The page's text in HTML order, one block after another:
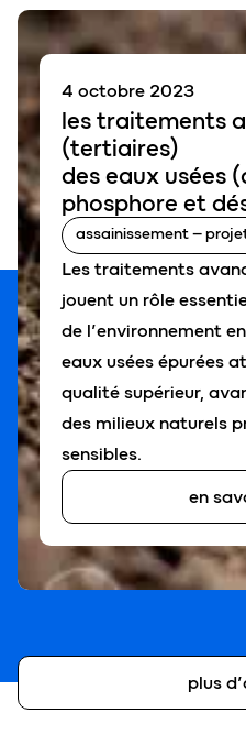
les traitements
(tertiaires)
des eaux usées (
phosphore et
4 octobre 2023
assainissement –
Les traitements
jouent un rôle
de l’environnement
eaux usées épurées
qualité supérieur,
des milieux naturels
sensibles.
en
plus